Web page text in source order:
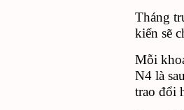
Tháng
kiến sẽ
Mỗi
N4 là sau
trao đổi